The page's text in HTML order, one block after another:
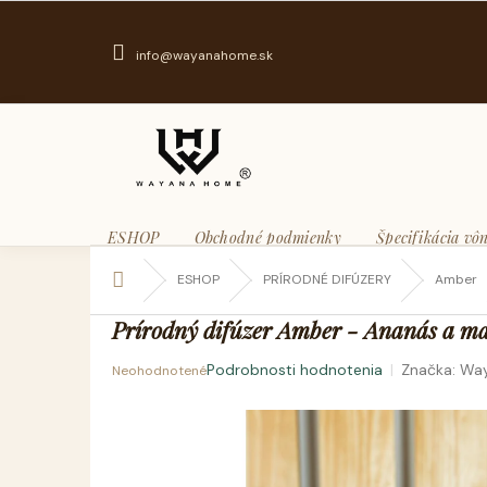
info@wayanahome.sk
ESHOP Obchodné podmienky Špecifikácia
Domov ESHOP PRÍRODNÉ DIFÚZERY Amber
Prírodný difúzer Amber - Ananás a
Priemerné
NeohodnotenéPodrobnosti hodnotenia Značka: